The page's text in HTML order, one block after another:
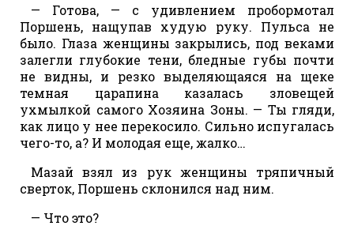
— Готова, — с удивлением пробормотал
Поршень, нащупав худую руку. Пульса не
было. Глаза женщины закрылись, под веками
залегли глубокие тени, бледные губы почти
не видны, и резко выделяющаяся на щеке
темная царапина казалась зловещей
ухмылкой самого Хозяина Зоны. — Ты гляди,
как лицо у нее перекосило. Сильно испугалась
чего-то, а? И молодая еще, жалко…
Мазай взял из рук женщины тряпичный
сверток, Поршень склонился над ним.
— Что это?